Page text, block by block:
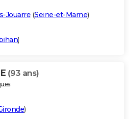
Jouarre (Seine-et-Marne)
)
(93 ans)
)